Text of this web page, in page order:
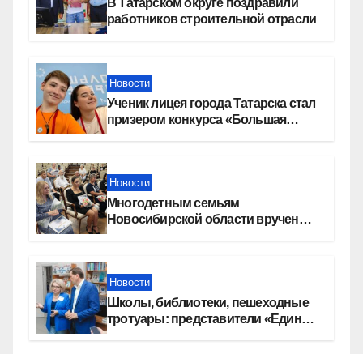
В Татарском округе поздравили
работников строительной отрасли
Новости
Ученик лицея города Татарска стал
призером конкурса «Большая
Новости
Многодетным семьям
Новосибирской области вручены
Новости
Школы, библиотеки, пешеходные
тротуары: представители «Единой